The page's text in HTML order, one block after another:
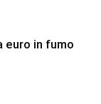
euro in fumo